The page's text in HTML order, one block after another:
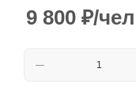
9 800 ₽/чел